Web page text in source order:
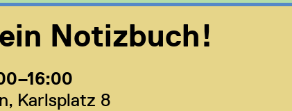
Notizbuch!
Karlsplatz 8